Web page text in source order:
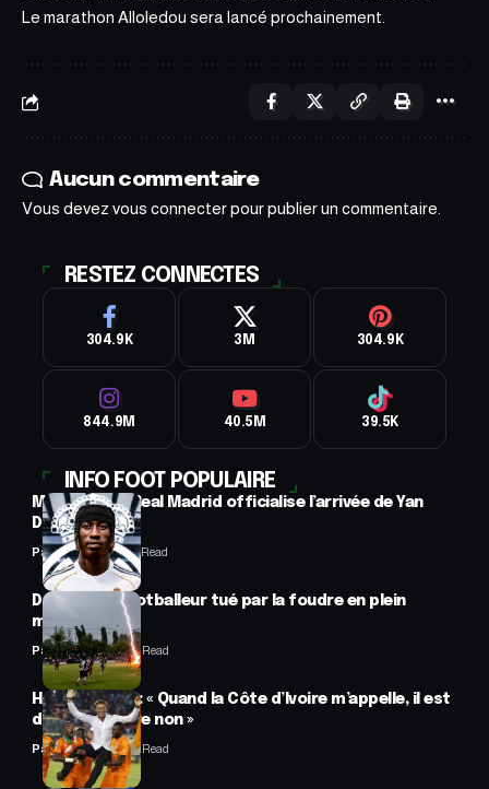
Le marathon Alloledou sera lancé prochainement.
Aucun commentaire
Vous devez vous connecterpour publier un commentaire.
RESTEZ CONNECTES
304.9K 3M 304.9K
844.9M 40.5M 39.5K
INFO FOOT POPULAIRE
Mercato : Le Real Madrid officialise l’arrivée de Yan
Diomandé
Panafrofoot1 Min Read
Drame : un footballeur tué par la foudre en plein
match
Panafrofoot2 Min Read
Hervé Renard : « Quand la Côte d’Ivoire m’appelle, il est
difficile de dire non »
Panafrofoot2 Min Read